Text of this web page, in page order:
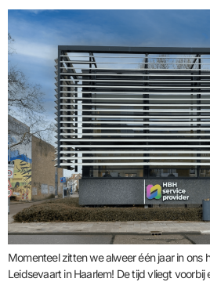
Momenteel zitten we alweer één jaar in ons
Leidsevaart in Haarlem! De tijd vliegt voorbij